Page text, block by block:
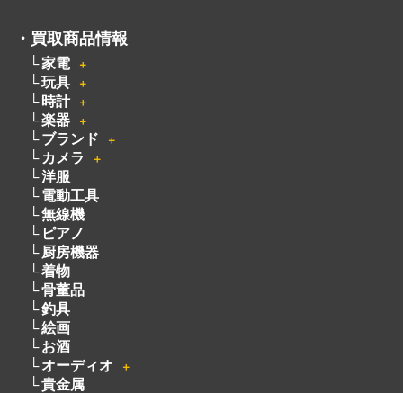
・ 買取商品情報
家電 ＋
玩具 ＋
時計 ＋
楽器 ＋
ブランド ＋
カメラ ＋
洋服
電動工具
無線機
ピアノ
厨房機器
着物
骨董品
釣具
絵画
お酒
オーディオ
＋
貴金属